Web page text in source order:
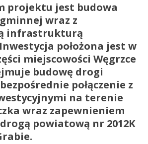
projektu jest budowa
wraz z
infrastrukturą
położona jest w
miejscowości Węgrzce
budowę drogi
połączenie z
na terenie
wraz zapewnieniem
drogą powiatową nr 2012K